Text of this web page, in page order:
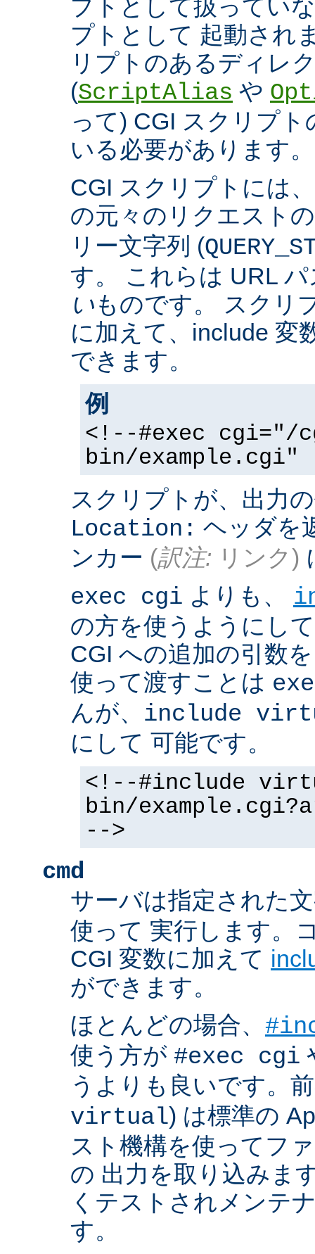
プトとして扱ってい
プトとして 起動され
リプトのあるディレ
(ScriptAlias や
って) CGI スクリプ
いる必要があります。
CGI スクリプトには
の元々のリクエスト
リー文字列 (
す。 これらは URL
いものです。 スクリ
に加えて、include 変
できます。
例
<!--#exec cgi="/
bin/example.cgi"
スクリプトが、出力
Location: ヘッダを
ンカー (訳注: リンク)
exec cgi よりも、
の方を使うようにし
CGI への追加の引数
使って渡すことは
んが、 include
にして 可能です。
<!--#include
bin/
-->
cmd
サーバは指定された
使って 実行します。
CGI 変数に加えて
ができます。
ほとんどの場合、
使う方が #exec cgi
うよりも良いです。
virtual) は標準の
スト機構を使ってフ
の 出力を取り込みま
くテストされメンテ
す。